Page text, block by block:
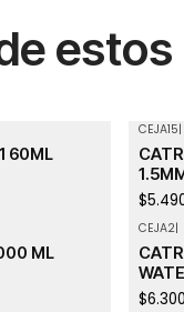
estos
60ML
CEJA15|
ML
CEJA2|
$6.300